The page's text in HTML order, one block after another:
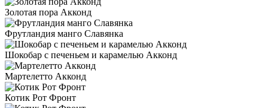
Золотая пора Акконд
Фрутландия манго Славянка
Шокобар с печеньем и карамелью Акконд
Мартелетто Акконд
Котик Рот Фронт